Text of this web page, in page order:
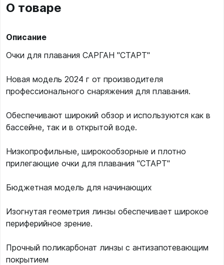
О товаре
Описание
Очки для плавания САРГАН "СТАРТ"
Новая модель 2024 г от производителя
профессионального снаряжения для плавания.
Обеспечивают широкий обзор и используются как в
бассейне, так и в открытой воде.
Низкопрофильные, широкообзорные и плотно
прилегающие очки для плавания "СТАРТ"
Бюджетная модель для начинающих
Изогнутая геометрия линзы обеспечивает широкое
периферийное зрение.
Прочный поликарбонат линзы с антизапотевающим
покрытием